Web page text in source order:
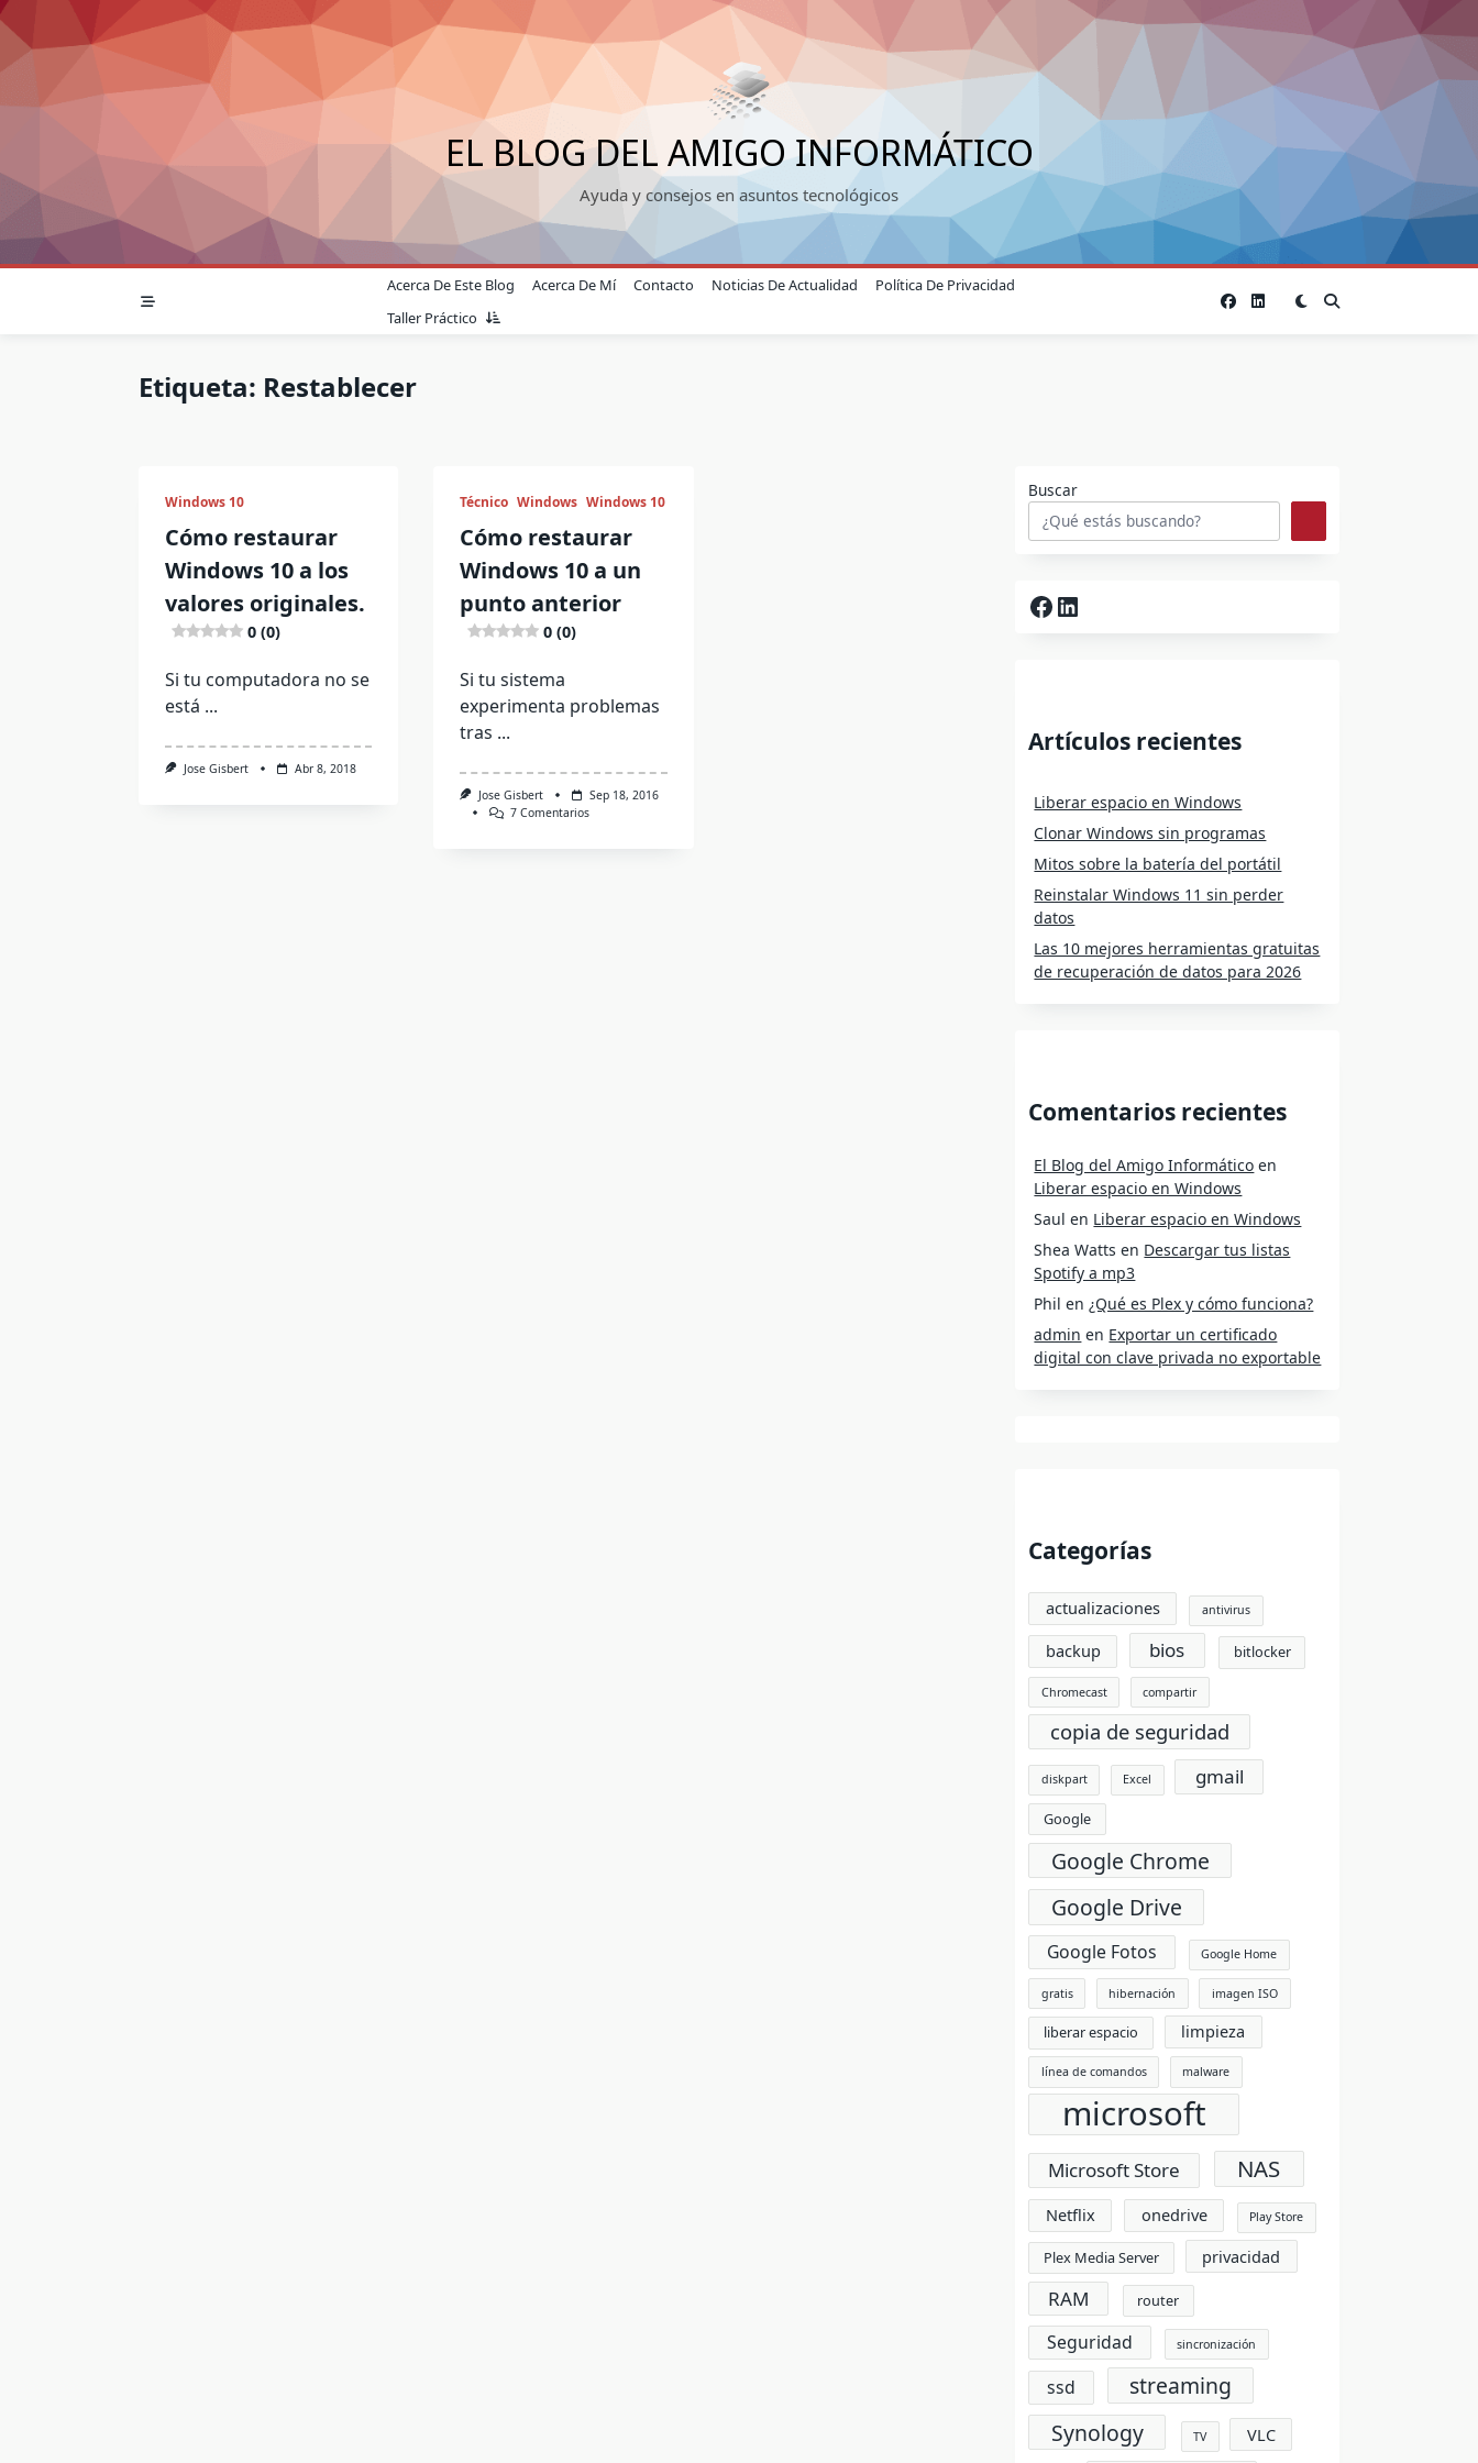
Saltar
al
contenido
EL BLOG DEL AMIGO INFORMÁTICO
Ayuda y consejos en asuntos tecnológicos
Acerca De Este Blog Acerca De Mí Contacto Noticias De Actualidad
Política De Privacidad
Taller Práctico
Etiqueta: Restablecer
Windows 10
Cómo restaurar
Windows 10 a los
valores originales.
0 (0)
Si tu computadora no se
está ...
Jose Gisbert Abr 8, 2018
Técnico Windows Windows 10
Cómo restaurar
Windows 10 a un
punto anterior
0 (0)
Si tu sistema
experimenta problemas
tras ...
Jose Gisbert
Sep 18, 2016
7 ComentariosEn
Buscar
Facebook
LinkedIn
Artículos recientes
Liberar espacio en Windows
Clonar Windows sin programas
Mitos sobre la batería del portátil
Reinstalar Windows 11 sin perder
datos
Las 10 mejores herramientas gratuitas
de recuperación de datos para 2026
Comentarios recientes
El Blog del Amigo Informático en
Liberar espacio en Windows
Saul en Liberar espacio en Windows
Shea Watts en Descargar tus listas
Spotify a mp3
Phil en ¿Qué es Plex y cómo funciona?
admin en Exportar un certificado
digital con clave privada no exportable
Categorías
actualizaciones antivirus
backup bios bitlocker
Chromecast compartir
copia de seguridad
diskpart Excel gmail
Google
Google Chrome
Google Drive
Google Fotos Google Home
gratis hibernación imagen ISO
liberar espacio limpieza
línea de comandos malware
microsoft
Microsoft Store NAS
Netflix onedrive Play Store
Plex Media Server privacidad
RAM router
Seguridad sincronización
ssd
streaming
Synology
TV VLC